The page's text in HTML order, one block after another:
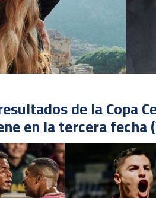
de la Copa
en la tercera fecha